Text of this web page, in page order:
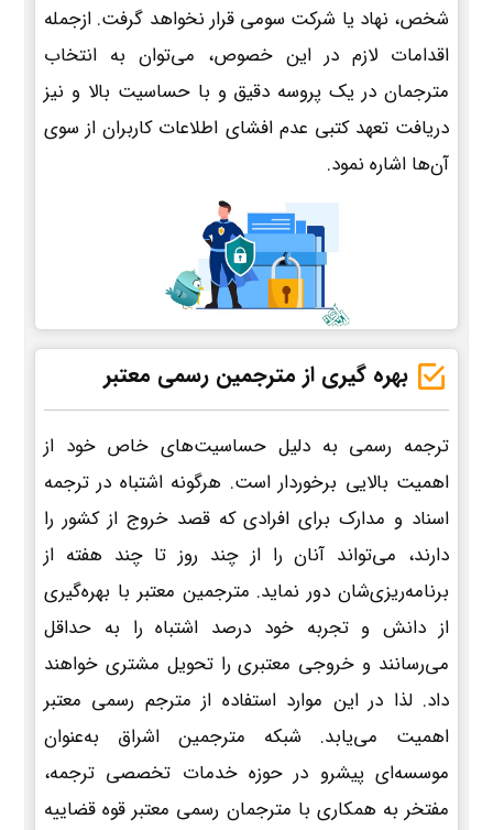
شخص، نهاد یا شرکت سومی قرار نخواهد گرفت. ازجمله
اقدامات لازم در این خصوص، می‌توان به انتخاب
مترجمان در یک پروسه دقیق و با حساسیت بالا و نیز
دریافت تعهد کتبی عدم افشای اطلاعات کاربران از سوی
آن‌ها اشاره نمود.
بهره گیری از مترجمین رسمی معتبر
ترجمه رسمی به دلیل حساسیت‌های خاص خود از
اهمیت بالایی برخوردار است. هرگونه اشتباه در ترجمه
اسناد و مدارک برای افرادی که قصد خروج از کشور را
دارند، می‌تواند آنان را از چند روز تا چند هفته از
برنامه‌ریزی‌شان دور نماید. مترجمین معتبر با بهره‌گیری
از دانش و تجربه خود درصد اشتباه را به حداقل
می‌رسانند و خروجی معتبری را تحویل مشتری خواهند
داد. لذا در این موارد استفاده از مترجم رسمی معتبر
اهمیت می‌یابد. شبکه مترجمین اشراق به‌عنوان
موسسه‌ای پیشرو در حوزه خدمات تخصصی ترجمه،
مفتخر به همکاری با مترجمان رسمی معتبر قوه قضاییه